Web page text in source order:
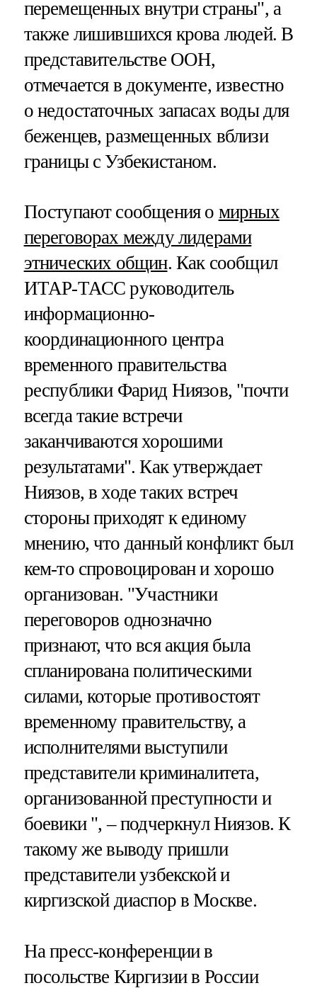
перемещенных внутри страны", а
также лишившихся крова людей. В
представительстве ООН,
отмечается в документе, известно
о недостаточных запасах воды для
беженцев, размещенных вблизи
границы с Узбекистаном.
Поступают сообщения о мирных
переговорах между лидерами
этнических общин. Как сообщил
ИТАР-ТАСС руководитель
информационно-
координационного центра
временного правительства
республики Фарид Ниязов, "почти
всегда такие встречи
заканчиваются хорошими
результатами". Как утверждает
Ниязов, в ходе таких встреч
стороны приходят к единому
мнению, что данный конфликт был
кем-то спровоцирован и хорошо
организован. "Участники
переговоров однозначно
признают, что вся акция была
спланирована политическими
силами, которые противостоят
временному правительству, а
исполнителями выступили
представители криминалитета,
организованной преступности и
боевики ", – подчеркнул Ниязов. К
такому же выводу пришли
представители узбекской и
киргизской диаспор в Москве.
На пресс-конференции в
посольстве Киргизии в России